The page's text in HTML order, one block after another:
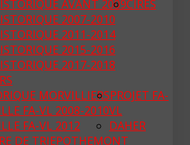
AVANT 2009
2007-2010
2011-2014
2015-2016
2017-2018
CIRES
MORVILLIERSPROJET FA-
VL
FA-VL 2008-2010
FA-VL 2012
DAHER
EPOTHEMONT
DE TRI